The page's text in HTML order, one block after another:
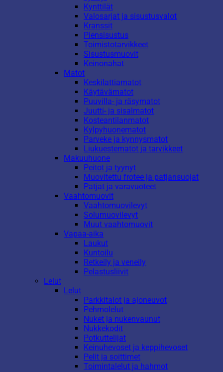
Kynttilät
Valosarjat ja sisustusvalot
Kranssit
Piensisustus
Toimistotarvikkeet
Sisustusmuovit
Keinonahat
Matot
Keskilattiamatot
Käytävämatot
Puuvilla- ja räsymatot
Juutti- ja sisalmatot
Kosteantilanmatot
Kylpyhuonematot
Parveke ja kynnysmatot
Liukuestematot ja tarvikkeet
Makuuhuone
Peitot ja tyynyt
Muovitettu frotee ja patjansuojat
Patjat ja varavuoteet
Vaahtomuovit
Vaahtomuovilevyt
Solumuovilevyt
Muut vaahtomuovit
Vapaa-aika
Laukut
Kuntoilu
Retkeily ja veneily
Pelastusliivit
Lelut
Lelut
Parkkitalot ja ajoneuvot
Pehmolelut
Nuket ja nukenvaunut
Nukkekodit
Potkuttelijat
Keinuhevoset ja keppihevoset
Pelit ja soittimet
Toimintalelut ja hahmot